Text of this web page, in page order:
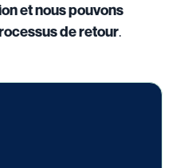
et nous pouvons
de retour.